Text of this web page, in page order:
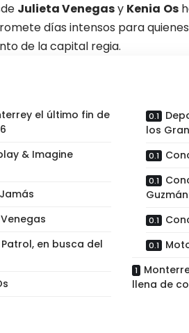
Julieta Venegasy Kenia Os
días intensos para
de la capital regia.
el último fin de
& Imagine
en busca del
los
llena de